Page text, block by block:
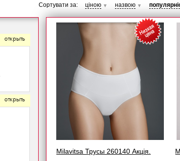
открыть
открыть
Сортувати за: ціною ▼ назвою ▼
Milavitsa Трусы 260140 Акція.